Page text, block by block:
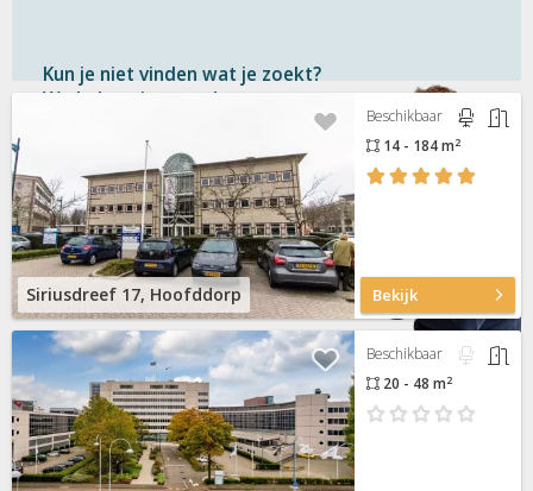
Kun je niet vinden wat je zoekt?
We helpen je graag!
en vrijblijvend
Binnen 1 uurantwoord
Persoonlijke hulp
Neem contact op
Siriusdreef 17, Hoofddorp
Beschikbaar
14 - 184 m2
Bekijk
Beschikbaar
20 - 48 m2